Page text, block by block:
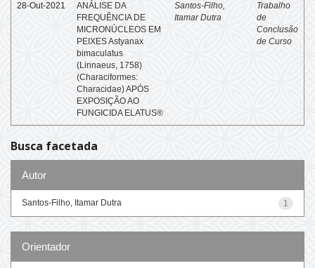
28-Out-2021
ANÁLISE DA
FREQUÊNCIA DE
MICRONÚCLEOS EM
PEIXES Astyanax
bimaculatus
(Linnaeus, 1758)
(Characiformes:
Characidae) APÓS
EXPOSIÇÃO AO
FUNGICIDA ELATUS®
Santos-Filho,
Itamar Dutra
Trabalho
de
Conclusão
de Curso
Busca facetada
Autor
1
Santos-Filho, Itamar Dutra
Orientador